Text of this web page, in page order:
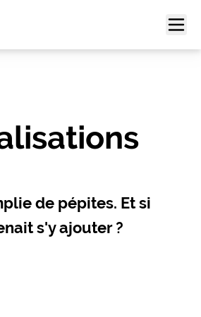
de pépites. Et si
s'y ajouter ?